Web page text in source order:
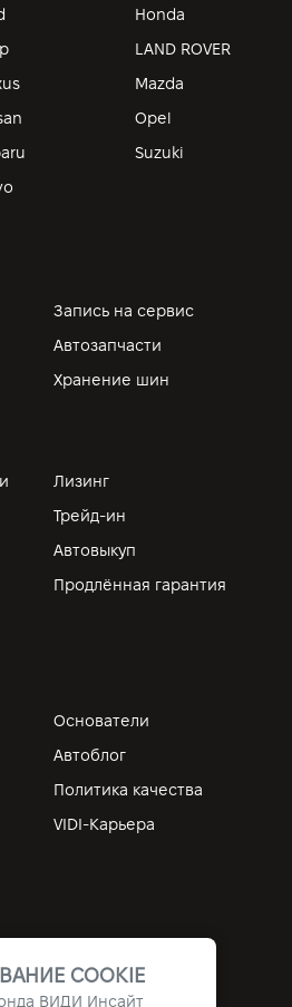
Honda
LAND ROVER
Mazda
Opel
Suzuki
Запись на сервис
Автозапчасти
Хранение шин
Лизинг
Трейд-ин
Автовыкуп
Продлённая гарантия
Основатели
Автоблог
Политика качества
VIDI-Карьера
Контакты
COOKIE
ВИДИ Инсайт